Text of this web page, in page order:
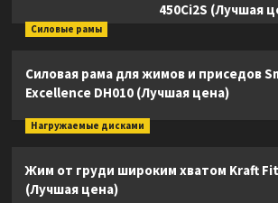
450Ci2S (Лучшая
Силовые рамы
Силовая рама для жимов и приседов
Excellence DH010 (Лучшая цена)
Нагружаемые дисками
Жим от груди широким хватом Kraft
(Лучшая цена)